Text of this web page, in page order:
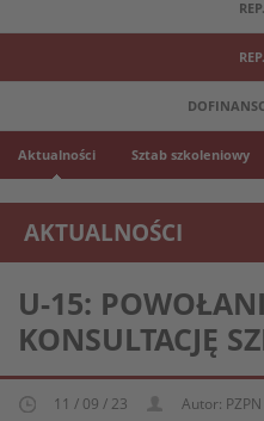
Aktualności Sztab szkoleniowy
AKTUALNOŚCI
U-15:
KONSULTACJĘ
11 / 09 / 23 Autor: PZPN